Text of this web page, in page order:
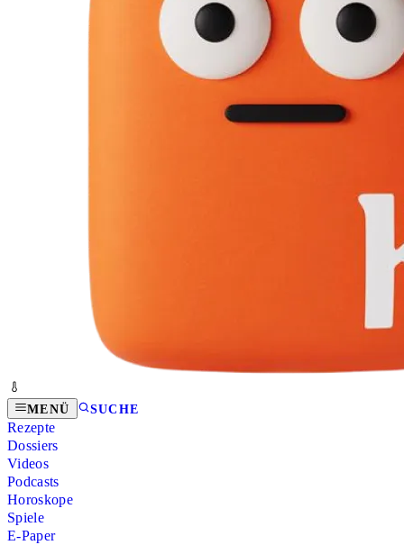
MENÜ SUCHE
Rezepte
Dossiers
Videos
Podcasts
Horoskope
Spiele
E-Paper